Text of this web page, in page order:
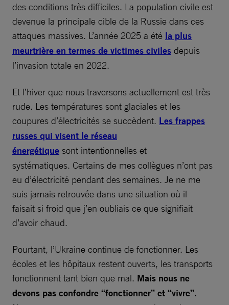
des conditions très difficiles. La population civile est
devenue la principale cible de la Russie dans ces
attaques massives. L’année 2025 a été la plus
meurtrière en termes de victimes civiles depuis
l’invasion totale en 2022.
Et l’hiver que nous traversons actuellement est très
rude. Les températures sont glaciales et les
coupures d’électricités se succèdent. Les frappes
russes qui visent le réseau
énergétique sont intentionnelles et
systématiques. Certains de mes collègues n’ont pas
eu d’électricité pendant des semaines. Je ne me
suis jamais retrouvée dans une situation où il
faisait si froid que j’en oubliais ce que signifiait
d’avoir chaud.
Pourtant, l’Ukraine continue de fonctionner. Les
écoles et les hôpitaux restent ouverts, les transports
fonctionnent tant bien que mal. Mais nous ne
devons pas confondre “fonctionner” et “vivre”.